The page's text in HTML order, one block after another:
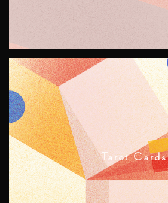
Tarot Cards